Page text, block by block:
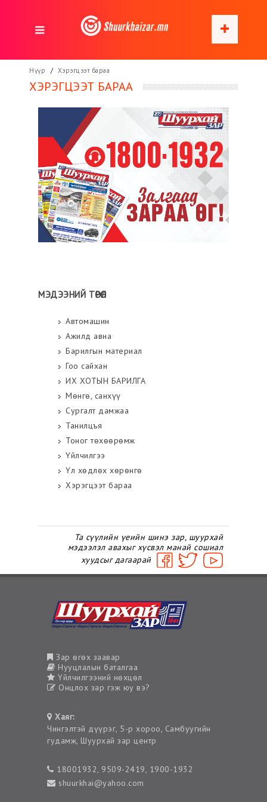
Нүүр Хэрэгцээт бараа
ХЭРЭГЦЭЭТ БАРАА
МЭДЭЭНИЙ ТӨРӨЛ
Автомашин
Ажилд авна
Барилгын материал
Гоо сайхан
ИХ ХОТЫН БАРИЛГА
Мөнгө, санхүү
Сургалт дамжаа
Танилцъя
Тоног төхөөрөмж
Үйлчилгээ
Үл хөдлөх хөрөнгө
Хэрэгцээт бараа
Та сүүлийн үеийн шинэ зар, шуурхай
мэдээлэл авахыг хүсвэл манай сошиал
хуудсыг дагаарай
Зар өгөх заавар
Нууцлалын баталгаа
Үйлчилгээний нөхцөл
Онцлох зар гэж юу вэ?
Хаяг:
Чингэлтэй дүүрэг, 5-р хороо, Самбуугийн
гудамж, Шуурхай зар центр
18001932, 9509-2419, 1900-1932
shuurkhai@yahoo.com